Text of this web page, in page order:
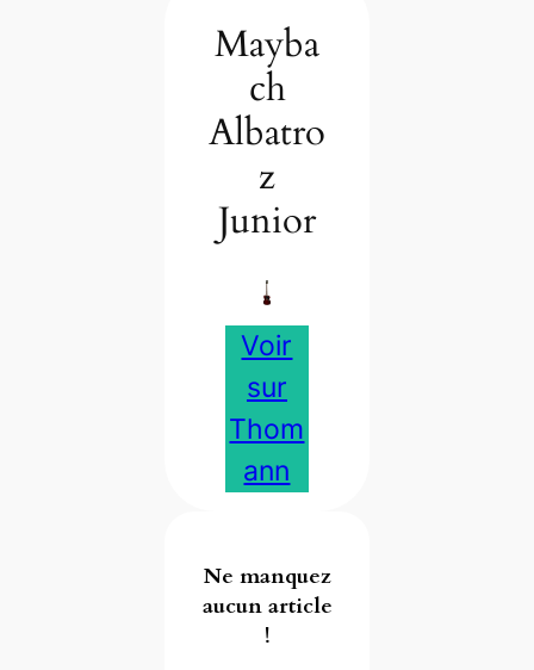
Mayba
ch
Albatro
z
Junior
Voir
sur
Thom
ann
Ne manquez
aucun article
!